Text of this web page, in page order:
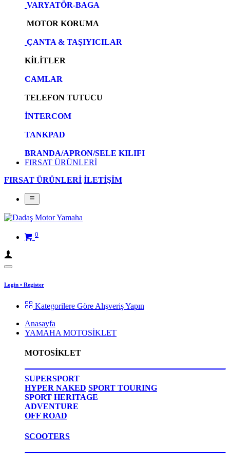
VARYATÖR-BAGA
MOTOR KORUMA
ÇANTA & TAŞIYICILAR
KİLİTLER
CAMLAR
TELEFON TUTUCU
İNTERCOM
TANKPAD
BRANDA/APRON/SELE KILIFI
FIRSAT ÜRÜNLERİ
FIRSAT ÜRÜNLERİ İLETİŞİM
0
Login • Register
Kategorilere Göre Alışveriş Yapın
Anasayfa
YAMAHA MOTOSİKLET
MOTOSİKLET
SUPERSPORT
HYPER NAKED SPORT TOURING
SPORT HERITAGE
ADVENTURE
OFF ROAD
SCOOTERS